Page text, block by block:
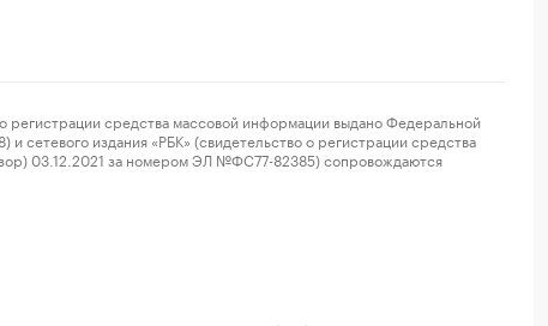
средства массовой информации выдано Федеральной
издания «РБК» (свидетельство о регистрации средства
03.12.2021 за номером ЭЛ №ФС77-82385) сопровождаются